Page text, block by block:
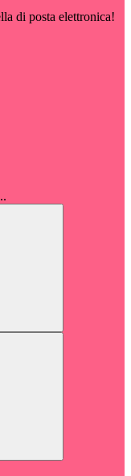
di posta elettronica!